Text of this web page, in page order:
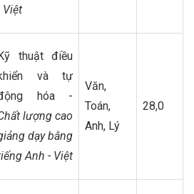
Việt
thuật điều
và tự
hóa -
lượng cao
dạy bằng
Anh - Việt
Văn,
Toán,
Anh, Lý
28,0